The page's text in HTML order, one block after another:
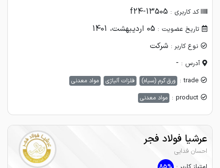
کد کاربری : f24-13505
تاریخ عضویت : 05 اردیبهشت، 1401
نوع کاربر : شرکت
آدرس : -
trade : ورق گرم (سیاه) فلزات آلیاژی مواد معدنی
product : مواد معدنی
عرشیا فولاد فجر
احسان فدایی